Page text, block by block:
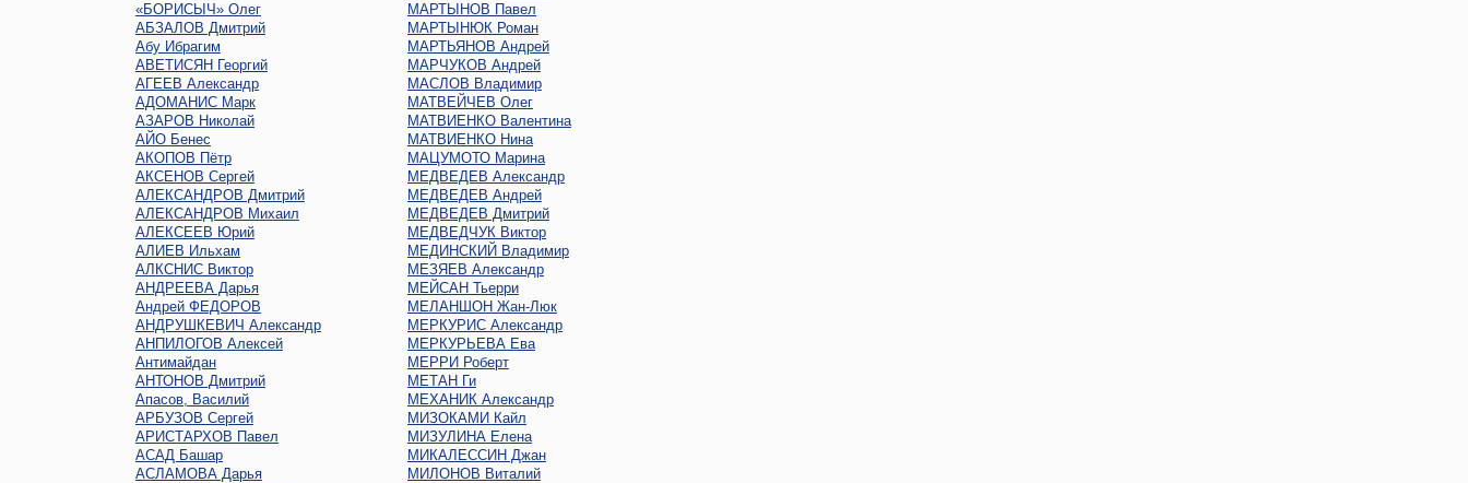
«БОРИСЫЧ» Олег
МАРТЫНОВ Павел
АБЗАЛОВ Дмитрий
МАРТЫНЮК Роман
Абу Ибрагим
МАРТЬЯНОВ Андрей
АВЕТИСЯН Георгий
МАРЧУКОВ Андрей
АГЕЕВ Александр
МАСЛОВ Владимир
АДОМАНИС Марк
МАТВЕЙЧЕВ Олег
АЗАРОВ Николай
МАТВИЕНКО Валентина
АЙО Бенес
МАТВИЕНКО Нина
АКОПОВ Пётр
МАЦУМОТО Марина
АКСЕНОВ Сергей
МЕДВЕДЕВ Александр
АЛЕКСАНДРОВ Дмитрий
МЕДВЕДЕВ Андрей
АЛЕКСАНДРОВ Михаил
МЕДВЕДЕВ Дмитрий
АЛЕКСЕЕВ Юрий
МЕДВЕДЧУК Виктор
АЛИЕВ Ильхам
МЕДИНСКИЙ Владимир
АЛКСНИС Виктор
МЕЗЯЕВ Александр
АНДРЕЕВА Дарья
МЕЙСАН Тьерри
Андрей ФЕДОРОВ
МЕЛАНШОН Жан-Люк
АНДРУШКЕВИЧ Александр
МЕРКУРИС Александр
АНПИЛОГОВ Алексей
МЕРКУРЬЕВА Ева
Антимайдан
МЕРРИ Роберт
АНТОНОВ Дмитрий
МЕТАН Ги
Апасов, Василий
МЕХАНИК Александр
АРБУЗОВ Сергей
МИЗОКАМИ Кайл
АРИСТАРХОВ Павел
МИЗУЛИНА Елена
АСАД Башар
МИКАЛЕССИН Джан
АСЛАМОВА Дарья
МИЛОНОВ Виталий